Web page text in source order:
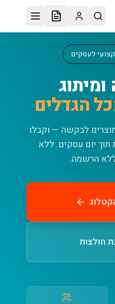
לעסקים
הגדלים
לבקשה — וקבלו
יום עסקים. ללא
ללא הרשמה.
חולצות